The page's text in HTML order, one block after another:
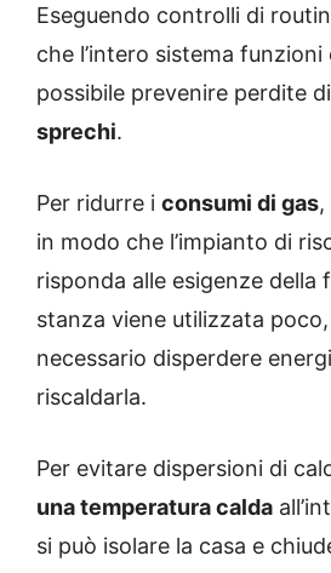
Eseguendo controlli di
che l’intero sistema
possibile prevenire perdite
sprechi.
Per ridurre i consumi di gas
in modo che l’impianto di
risponda alle esigenze della
stanza viene utilizzata
necessario disperdere
riscaldarla.
Per evitare dispersioni di
una temperatura calda
si può isolare la casa e